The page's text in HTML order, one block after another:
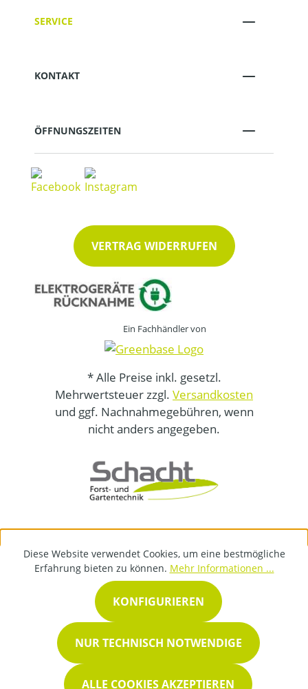
SERVICE
KONTAKT
ÖFFNUNGSZEITEN
VERTRAG WIDERRUFEN
Ein Fachhändler von
* Alle Preise inkl. gesetzl.
Mehrwertsteuer zzgl. Versandkosten
und ggf. Nachnahmegebühren, wenn
nicht anders angegeben.
Diese Website verwendet Cookies, um eine bestmögliche
Erfahrung bieten zu können. Mehr Informationen ...
NUR TECHNISCH NOTWENDIGE
KONFIGURIEREN
ALLE COOKIES AKZEPTIEREN